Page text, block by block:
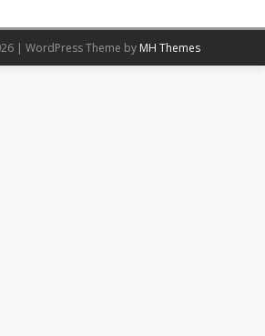
| WordPress Theme by MH Themes